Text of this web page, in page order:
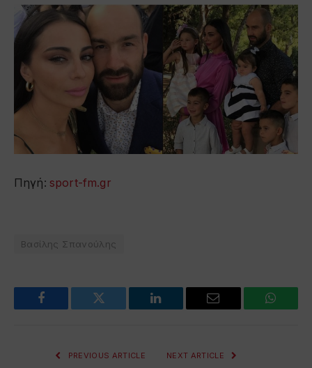
Πηγή: sport-fm.gr
Bασίλης Σπανούλης
Facebook Twitter LinkedIn Email
PREVIOUS ARTICLE NEXT ARTICLE